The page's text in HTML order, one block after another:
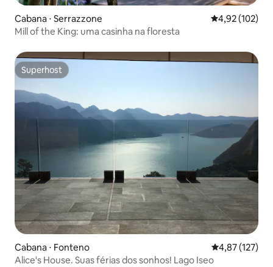
Cabana ⋅ Serrazzone 4,92 de uma
4,92 (102)
Mill of the King: uma casinha na floresta
Superhost
Superhost
Cabana ⋅ Fonteno 4,87 de uma
4,87 (127)
Alice's House. Suas férias dos sonhos! Lago Iseo